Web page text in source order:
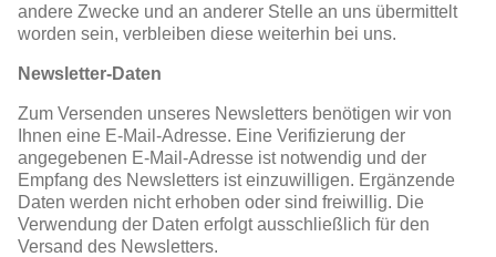
andere Zwecke und an anderer Stelle an uns übermittelt
worden sein, verbleiben diese weiterhin bei uns.
Newsletter-Daten
Zum Versenden unseres Newsletters benötigen wir von
Ihnen eine E-Mail-Adresse. Eine Verifizierung der
angegebenen E-Mail-Adresse ist notwendig und der
Empfang des Newsletters ist einzuwilligen. Ergänzende
Daten werden nicht erhoben oder sind freiwillig. Die
Verwendung der Daten erfolgt ausschließlich für den
Versand des Newsletters.